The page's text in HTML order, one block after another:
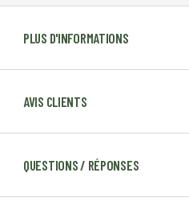
PLUS D'INFORMATIONS
AVIS CLIENTS
QUESTIONS / RÉPONSES